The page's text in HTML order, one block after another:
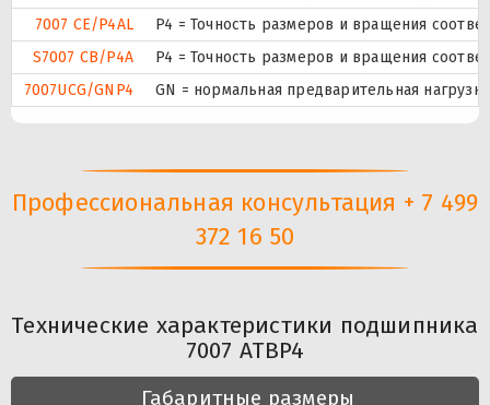
7007 CE/P4AL
P4 = Точность размеров и вращения
S7007 CB/P4A
P4 = Точность размеров и вращения
7007UCG/GNP4
GN = нормальная предварительная
Профессиональная консультация + 7 499
372 16 50
Технические характеристики подшипника
7007 ATBP4
Габаритные размеры